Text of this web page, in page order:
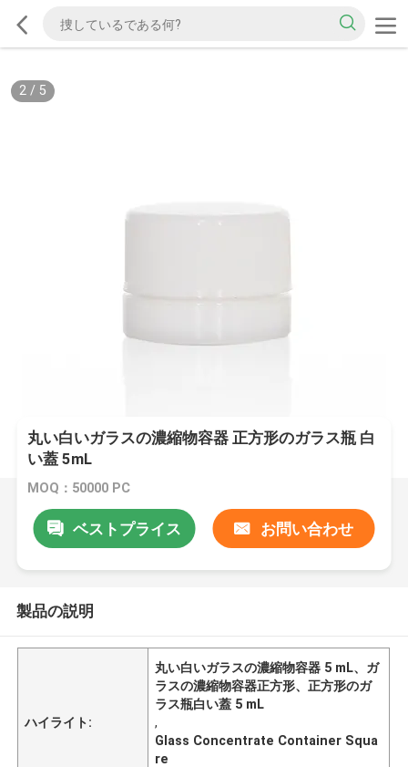
2/ 5
丸い白いガラスの濃縮物容器 正方形のガラス瓶 白
い蓋 ​​5mL
MOQ：50000 PC
ベストプライス お問い合わせ
製品の説明
ハイライト:
丸い白いガラスの濃縮物容器 5 mL、ガ
ラスの濃縮物容器正方形、正方形のガ
ラス瓶白い蓋 5 mL
,
Glass Concentrate Container Squa
re